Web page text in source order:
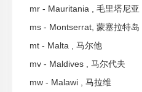
mr - Mauritania , 毛里塔尼亚
ms - Montserrat, 蒙塞拉特岛
mt - Malta , 马尔他
mv - Maldives , 马尔代夫
mw - Malawi , 马拉维